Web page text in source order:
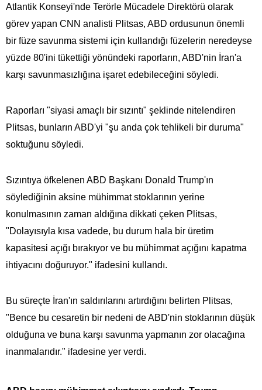
Atlantik Konseyi'nde Terörle Mücadele Direktörü olarak
görev yapan CNN analisti Plitsas, ABD ordusunun önemli
bir füze savunma sistemi için kullandığı füzelerin neredeyse
yüzde 80'ini tükettiği yönündeki raporların, ABD'nin İran'a
karşı savunmasızlığına işaret edebileceğini söyledi.
Raporları "siyasi amaçlı bir sızıntı" şeklinde nitelendiren
Plitsas, bunların ABD'yi "şu anda çok tehlikeli bir duruma"
soktuğunu söyledi.
Sızıntıya öfkelenen ABD Başkanı Donald Trump'ın
söylediğinin aksine mühimmat stoklarının yerine
konulmasının zaman aldığına dikkati çeken Plitsas,
"Dolayısıyla kısa vadede, bu durum hala bir üretim
kapasitesi açığı bırakıyor ve bu mühimmat açığını kapatma
ihtiyacını doğuruyor." ifadesini kullandı.
Bu süreçte İran'ın saldırılarını artırdığını belirten Plitsas,
"Bence bu cesaretin bir nedeni de ABD'nin stoklarının düşük
olduğuna ve buna karşı savunma yapmanın zor olacağına
inanmalarıdır." ifadesine yer verdi.